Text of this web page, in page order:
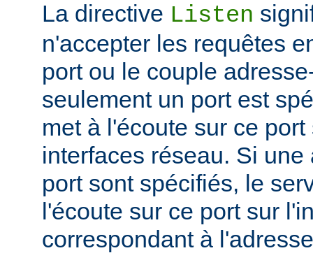
La directive Listen
n'accepter les requêtes
port ou le couple
seulement un port est
met à l'écoute sur ce
interfaces réseau. Si une
port sont spécifiés, le
l'écoute sur ce port sur
correspondant à